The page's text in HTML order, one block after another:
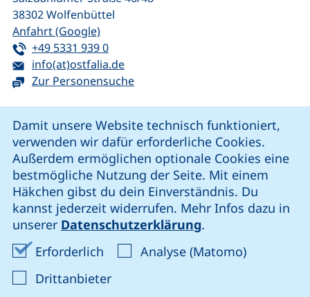
Damit unsere Website technisch funktioniert,
verwenden wir dafür erforderliche Cookies.
Außerdem ermöglichen optionale Cookies eine
bestmögliche Nutzung der Seite. Mit einem
Häkchen gibst du dein Einverständnis. Du
kannst jederzeit widerrufen. Mehr Infos dazu in
unserer Datenschutzerklärung.
Erforderlich Erforderliche Cookies akzeptieren
Analyse (Matomo)Analyse-
Drittanbieter: Cookies von Drittanbieter
38302Wolfenbüttel
Anfahrt (Google)(externer Link, öffnet neues Fenster)
Tel:
+49 5331 939 0(startet einen Telefonanruf, wenn Ihr
E-Mail:
info(at)ostfalia.de(öffnet Ihr E-Mail-Programm)
Zur Personensuche
unsere Facebook-Seite (externer Link, öffnet neues
unsere LinkedIn-Seite (externer Link, öffnet
unsere Instagram-Seite (externer Link,
unsere YouTube-Seite (externer
Cookie-Einstellungen
Impressum
Datenschutz
Erklärung zur Barrierefreiheit